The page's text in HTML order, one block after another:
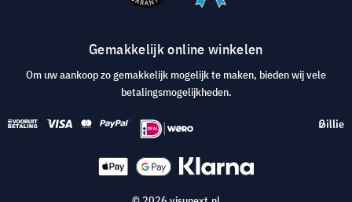
Gemakkelijk online winkelen
Om uw aankoop zo gemakkelijk mogelijk te maken, bieden wij vele
betalingsmogelijkheden.